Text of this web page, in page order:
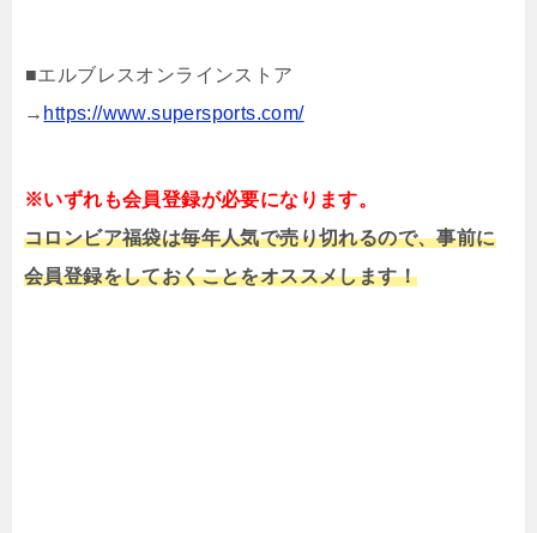
■エルブレスオンラインストア
→ https://www.supersports.com/
※いずれも会員登録が必要になります。
コロンビア福袋は毎年人気で売り切れるので、事前に
会員登録をしておくことをオススメします！